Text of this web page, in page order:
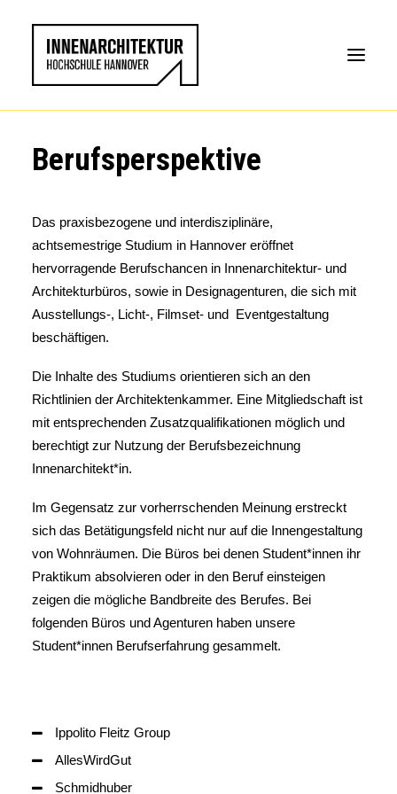
Berufsperspektive
Das praxisbezogene und interdisziplinäre,
achtsemestrige Studium in Hannover eröffnet
hervorragende Berufschancen in Innenarchitektur- und
Architekturbüros, sowie in Designagenturen, die sich mit
Ausstellungs-, Licht-, Filmset- und Eventgestaltung
beschäftigen.
Die Inhalte des Studiums orientieren sich an den
Richtlinien derArchitektenkammer. Eine Mitgliedschaft ist
mit entsprechenden Zusatzqualifikationen möglich und
berechtigt zur Nutzung der Berufsbezeichnung
Innenarchitekt*in.
Im Gegensatz zur vorherrschenden Meinung erstreckt
sich das Betätigungsfeld nicht nur auf die Innengestaltung
von Wohnräumen. Die Büros bei denen Student*innen ihr
Praktikum absolvieren oder in den Beruf einsteigen
zeigen die mögliche Bandbreite des Berufes. Bei
folgenden Büros und Agenturen haben unsere
Student*innen Berufserfahrung gesammelt.
Ippolito Fleitz Group
AllesWirdGut
Schmidhuber